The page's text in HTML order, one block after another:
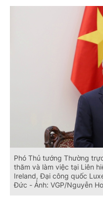
Phó Thủ tướng Thường
thăm và làm việc tại Liên
Ireland, Đại công quốc
Đức - Ảnh: VGP/Nguyễn